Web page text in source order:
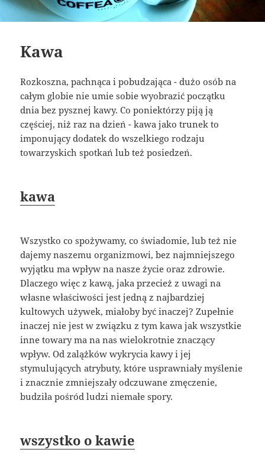
Kawa
Rozkoszna, pachnąca i pobudzająca - dużo osób na
całym globie nie umie sobie wyobrazić początku
dnia bez pysznej kawy. Co poniektórzy piją ją
częściej, niż raz na dzień - kawa jako trunek to
imponujący dodatek do wszelkiego rodzaju
towarzyskich spotkań lub też posiedzeń.
kawa
Wszystko co spożywamy, co świadomie, lub też nie
dajemy naszemu organizmowi, bez najmniejszego
wyjątku ma wpływ na nasze życie oraz zdrowie.
Dlaczego więc z kawą, jaka przecież z uwagi na
własne właściwości jest jedną z najbardziej
kultowych używek, miałoby być inaczej? Zupełnie
inaczej nie jest w związku z tym kawa jak wszystkie
inne towary ma na nas wielokrotnie znaczący
wpływ. Od zalążków wykrycia kawy i jej
stymulujących atrybuty, które usprawniały myślenie
i znacznie zmniejszały odczuwane zmęczenie,
budziła pośród ludzi niemałe spory.
wszystko o kawie